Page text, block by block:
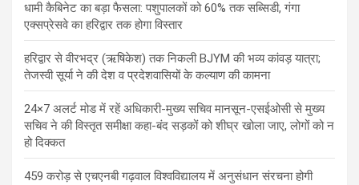
​धामी कैबिनेट का बड़ा फैसला: पशुपालकों को 60% तक सब्सिडी, गंगा
एक्सप्रेसवे का हरिद्वार तक होगा विस्तार
​हरिद्वार से वीरभद्र (ऋषिकेश) तक निकली BJYM की भव्य कांवड़ यात्रा;
तेजस्वी सूर्या ने की देश व प्रदेशवासियों के कल्याण की कामना
24×7 अलर्ट मोड में रहें अधिकारी-मुख्य सचिव मानसून-एसईओसी से मुख्य
सचिव ने की विस्तृत समीक्षा कहा-बंद सड़कों को शीघ्र खोला जाए, लोगों को न
हो दिक्कत
459 करोड़ से एचएनबी गढ़वाल विश्वविद्यालय में अनुसंधान संरचना होगी